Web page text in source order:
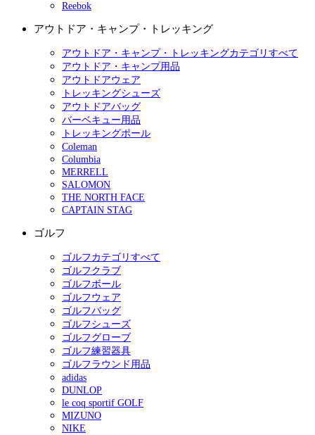
Reebok
アウトドア・キャンプ・トレッキング
アウトドア・キャンプ・トレッキングカテゴリすべて
アウトドア・キャンプ用品
アウトドアウェア
トレッキングシューズ
アウトドアバッグ
バーベキュー用品
トレッキングポール
Coleman
Columbia
MERRELL
SALOMON
THE NORTH FACE
CAPTAIN STAG
ゴルフ
ゴルフカテゴリすべて
ゴルフクラブ
ゴルフボール
ゴルフウェア
ゴルフバッグ
ゴルフシューズ
ゴルフグローブ
ゴルフ練習器具
ゴルフラウンド用品
adidas
DUNLOP
le coq sportif GOLF
MIZUNO
NIKE